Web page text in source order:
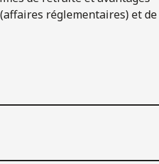
réglementaires) et de